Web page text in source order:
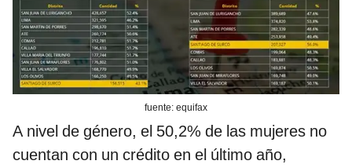
fuente: equifax
A nivel de género, el 50,2% de las mujeres no
cuentan con un crédito en el último año,